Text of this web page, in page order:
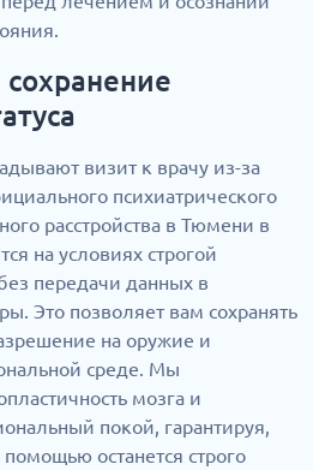
визит к врачу из-за
психиатрического
расстройства в Тюмени в
на условиях строгой
передачи данных в
Это позволяет вам сохранять
на оружие и
среде. Мы
мозга и
покой, гарантируя,
останется строго